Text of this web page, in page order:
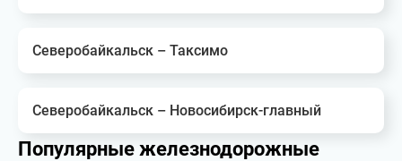
Северобайкальск – Таксимо
Северобайкальск – Новосибирск-главный
Популярные железнодорожные